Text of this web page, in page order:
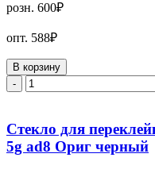
розн. 600₽
опт. 588₽
В корзину
-
Стекло для
5g ad8 Ориг черный